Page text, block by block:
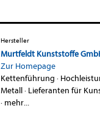
Hersteller
Murtfeldt Kunststoffe
Zur Homepage
Kettenführung ·
Metall· Lieferanten für
· mehr...